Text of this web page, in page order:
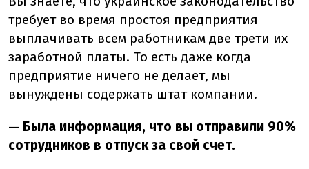
требует во время простоя предприятия
выплачивать всем работникам две трети их
заработной платы. То есть даже когда
предприятие ничего не делает, мы
вынуждены содержать штат компании.
— Была информация, что вы отправили 90%
сотрудников в отпуск за свой счет.